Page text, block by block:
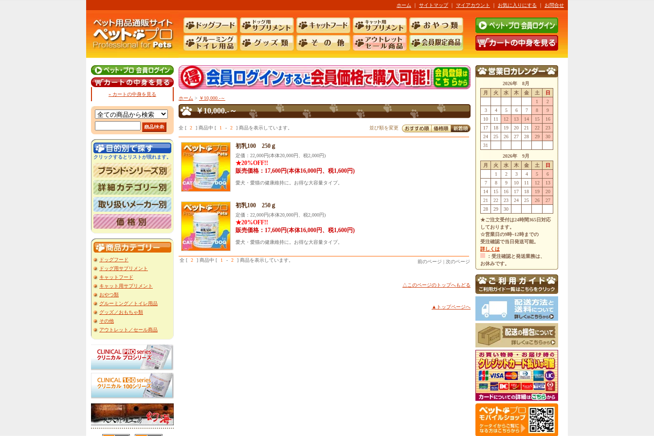
ホーム ｜ サイトマップ｜ マイアカウント ｜ お気に入りにする ｜ お問合せ
» カートの中身を見る
クリックするとリストが現れます。
ドッグフード
ドッグ用サプリメント
キャットフード
キャット用サプリメント
おやつ類
グルーミング／トイレ用品
グッズ／おもちゃ類
その他
アウトレット／セール商品
ホーム > ￥10,000.-～
￥10,000.-～
並び順を変更
全 [ 2 ] 商品中 [ 1 - 2 ] 商品を表示しています。
初乳100 250ｇ
定価：22,000円(本体20,000円、税2,000円)
★20%OFF!!
販売価格：17,600円(本体16,000円、税1,600円)
愛犬・愛猫の健康維持に。お得な大容量タイプ。
初乳100 250ｇ
定価：22,000円(本体20,000円、税2,000円)
★20%OFF!!
販売価格：17,600円(本体16,000円、税1,600円)
愛犬・愛猫の健康維持に。お得な大容量タイプ。
全 [ 2 ] 商品中 [ 1 - 2 ] 商品を表示しています。 前のページ | 次のページ
△このページのトップへもどる
▲トップページへ
2026年 8月
月
火 水 木 金 土
日
1
2
3
4 5 6 7 8
9
10
11 12 13 14 15
16
17
18 19 20 21 22
23
24
25 26 27 28 29
30
31
2026年 9月
月
火 水 木 金 土
日
1
2 3 4 5
6
7
8 9 10 11 12
13
14
15 16 17 18 19
20
21
22 23 24 25 26
27
28
29
30
★ご注文受付は24時間365日対応
しております。
☆営業日の9時~12時までの
受注確認で当日発送可能。
詳しくは
：受注確認と発送業務は、
お休みです。